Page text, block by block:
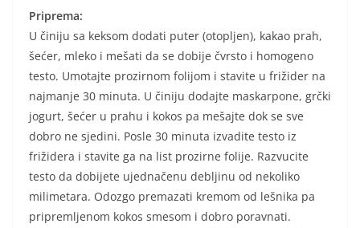
Priprema:
U činiju sa keksom dodati puter (otopljen), kakao prah,
šećer, mleko i mešati da se dobije čvrsto i homogeno
testo. Umotajte prozirnom folijom i stavite u frižider na
najmanje 30 minuta. U činiju dodajte maskarpone, grčki
jogurt, šećer u prahu i kokos pa mešajte dok se sve
dobro ne sjedini. Posle 30 minuta izvadite testo iz
frižidera i stavite ga na list prozirne folije. Razvucite
testo da dobijete ujednačenu debljinu od nekoliko
milimetara. Odozgo premazati kremom od lešnika pa
pripremljenom kokos smesom i dobro poravnati.